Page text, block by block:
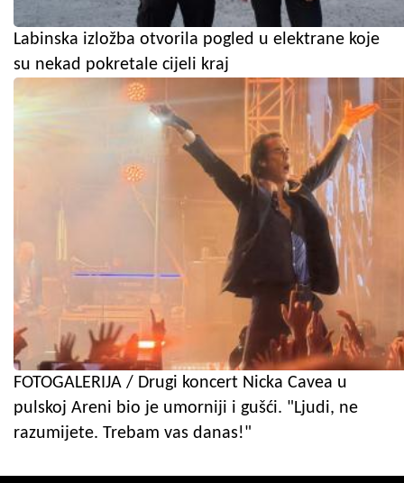
Labinska izložba otvorila pogled u elektrane koje
su nekad pokretale cijeli kraj
FOTOGALERIJA / Drugi koncert Nicka Cavea u
pulskoj Areni bio je umorniji i gušći. "Ljudi, ne
razumijete. Trebam vas danas!"